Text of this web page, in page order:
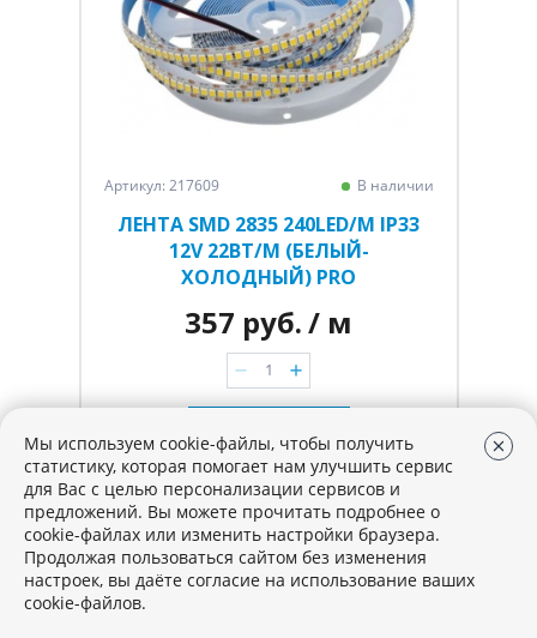
Артикул: 217609 В наличии
ЛЕНТА SMD 2835 240LED/M IP33
12V 22ВТ/М (БЕЛЫЙ-
ХОЛОДНЫЙ) PRO
357 руб./ м
Мы используем cookie-файлы, чтобы получить
статистику, которая помогает нам улучшить сервис
для Вас с целью персонализации сервисов и
предложений. Вы можете прочитать подробнее о
cookie-файлах или изменить настройки браузера.
Продолжая пользоваться сайтом без изменения
настроек, вы даёте согласие на использование ваших
cookie-файлов.